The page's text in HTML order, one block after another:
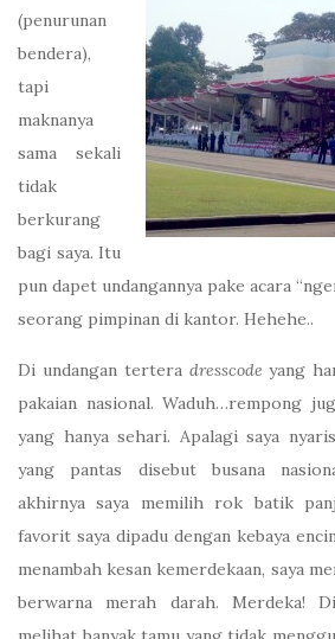
(penurunan
bendera),
tapi
maknanya
sama sekali
tidak
berkurang
bagi saya. Itu
pun dapet undangannya pake acara
seorang pimpinan di kantor. Hehehe..
Di undangan tertera dresscode yang
pakaian nasional. Waduh…rempong
yang hanya sehari. Apalagi saya
yang pantas disebut busana
akhirnya saya memilih rok batik
favorit saya dipadu dengan kebaya
menambah kesan kemerdekaan, saya
berwarna merah darah. Merdeka!